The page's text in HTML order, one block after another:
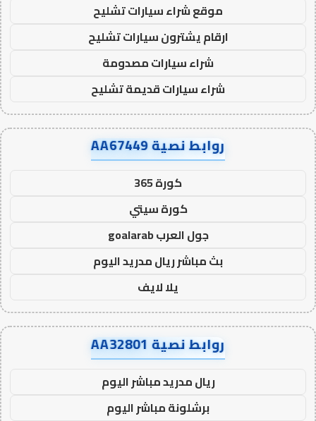
موقع شراء سيارات تشليح
ارقام يشترون سيارات تشليح
شراء سيارات مصدومة
شراء سيارات قديمة تشليح
روابط نصية AA67449
كورة 365
كورة سيتي
جول العرب goalarab
بث مباشر ريال مدريد اليوم
يلا لايف
روابط نصية AA32801
ريال مدريد مباشر اليوم
برشلونة مباشر اليوم